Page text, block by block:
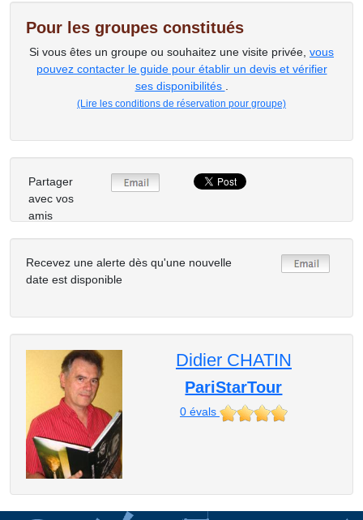
Pour les groupes constitués
Si vous êtes un groupe ou souhaitez une visite privée, vous
pouvez contacter le guide pour établir un devis et vérifier
ses disponibilités
(Lire les conditions de réservation pour groupe)
Partager
avec vos
amis
Recevez une alerte dès qu'une nouvelle
date est disponible
Didier CHATIN
PariStarTour
0évals